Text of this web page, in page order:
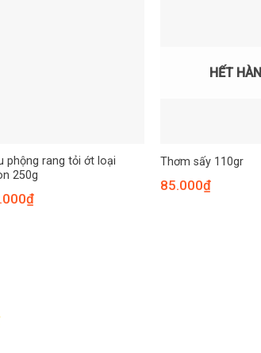
phộng rang tỏi ớt loại
250g
₫
HẾT
Thơm sấy 110gr
85.000₫